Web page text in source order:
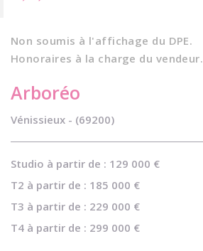
Arboréo
Vénissieux - (69200)
Studio à partir de : 129 000 €
T2 à partir de : 185 000 €
T3 à partir de : 229 000 €
T4 à partir de : 299 000 €
Non soumis à l'affichage du DPE.
Honoraires à la charge du vendeur.